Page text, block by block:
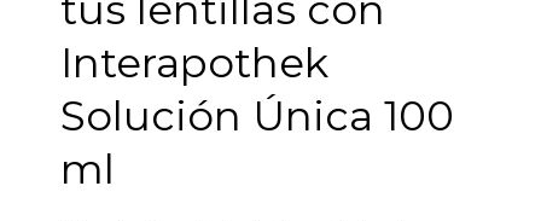
Interapothek
Solución Única 100
ml